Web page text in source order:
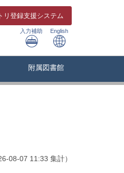
リ 登録支援システム
入力補助 English
附属図書館
08-07 11:33 集計）